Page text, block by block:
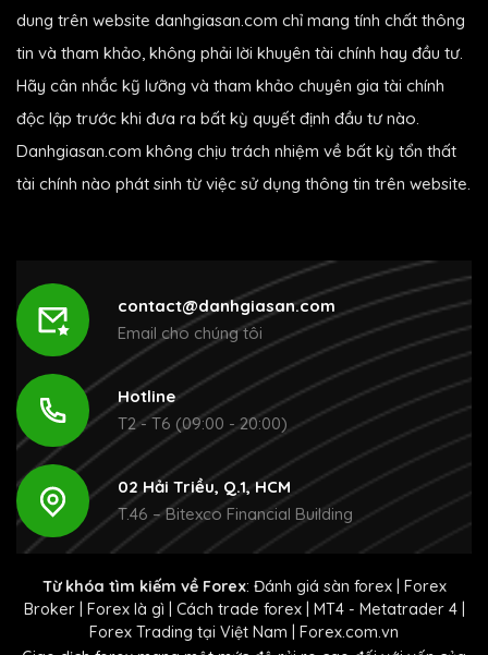
dung trên website danhgiasan.com chỉ mang tính chất thông
tin và tham khảo, không phải lời khuyên tài chính hay đầu tư.
Hãy cân nhắc kỹ lưỡng và tham khảo chuyên gia tài chính
độc lập trước khi đưa ra bất kỳ quyết định đầu tư nào.
Danhgiasan.com không chịu trách nhiệm về bất kỳ tổn thất
tài chính nào phát sinh từ việc sử dụng thông tin trên website.
contact@danhgiasan.com
Email cho chúng tôi
Hotline
T2 - T6 (09:00 - 20:00)
02 Hải Triều, Q.1, HCM
T.46 – Bitexco Financial Building
Từ khóa tìm kiếm về Forex: Đánh giá sàn forex| Forex
Broker| Forex là gì Cách trade forex| MT4 - Metatrader 4|
Forex Trading tại Việt Nam
Forex.com.vn